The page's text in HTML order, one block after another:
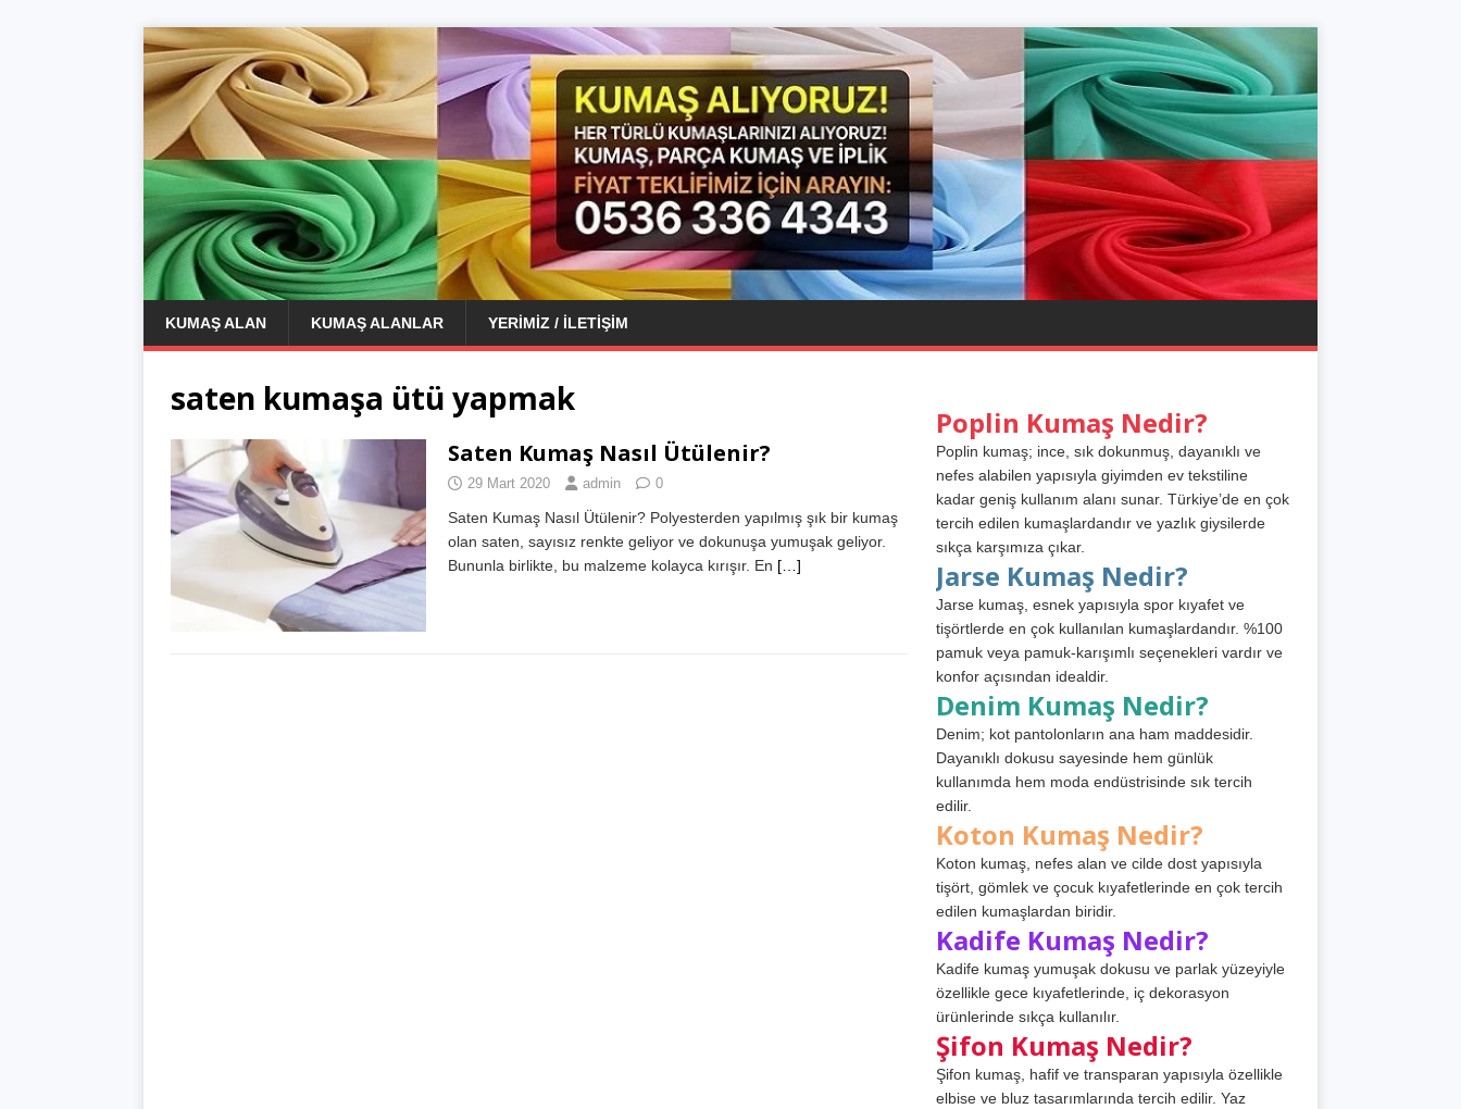
KUMAŞ ALAN KUMAŞ ALANLAR YERIMIZ / İLETIŞIM
saten kumaşa ütü yapmak
Saten Kumaş Nasıl Ütülenir?
29 Mart 2020 admin 0
Saten Kumaş Nasıl Ütülenir? Polyesterden yapılmış şık bir kumaş
olan saten, sayısız renkte geliyor ve dokunuşa yumuşak geliyor.
Bununla birlikte, bu malzeme kolayca kırışır. En […]
Poplin Kumaş Nedir?
Poplin kumaş; ince, sık dokunmuş, dayanıklı ve
nefes alabilen yapısıyla giyimden ev tekstiline
kadar geniş kullanım alanı sunar. Türkiye’de en çok
tercih edilen kumaşlardandır ve yazlık giysilerde
sıkça karşımıza çıkar.
Jarse Kumaş Nedir?
Jarse kumaş, esnek yapısıyla spor kıyafet ve
tişörtlerde en çok kullanılan kumaşlardandır. %100
pamuk veya pamuk-karışımlı seçenekleri vardır ve
konfor açısından idealdir.
Denim Kumaş Nedir?
Denim; kot pantolonların ana ham maddesidir.
Dayanıklı dokusu sayesinde hem günlük
kullanımda hem moda endüstrisinde sık tercih
edilir.
Koton Kumaş Nedir?
Koton kumaş, nefes alan ve cilde dost yapısıyla
tişört, gömlek ve çocuk kıyafetlerinde en çok tercih
edilen kumaşlardan biridir.
Kadife Kumaş Nedir?
Kadife kumaş yumuşak dokusu ve parlak yüzeyiyle
özellikle gece kıyafetlerinde, iç dekorasyon
ürünlerinde sıkça kullanılır.
Şifon Kumaş Nedir?
Şifon kumaş, hafif ve transparan yapısıyla özellikle
elbise ve bluz tasarımlarında tercih edilir. Yaz